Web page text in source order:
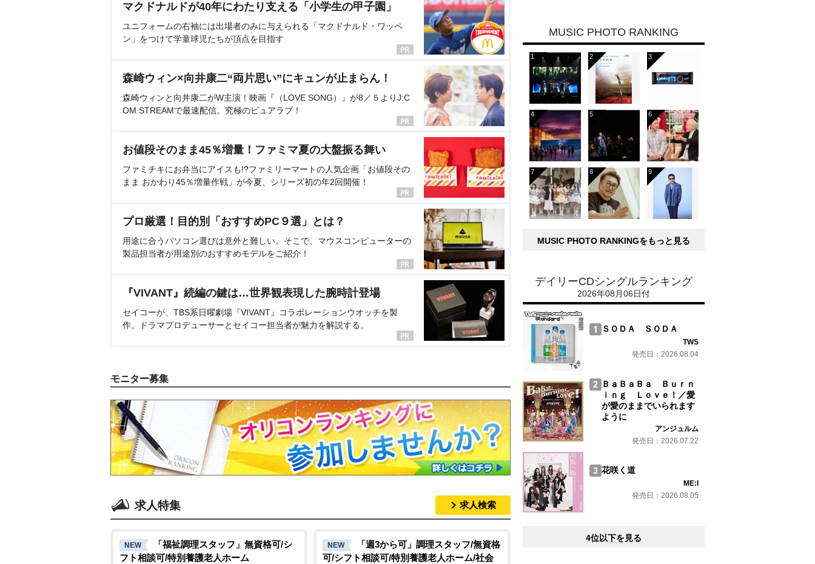
マクドナルドが40年にわたり支える「小学生の甲子園」
ユニフォームの右袖には出場者のみに与えられる「マクドナルド・ワッペ
ン」をつけて学童球児たちが頂点を目指す
森崎ウィン×向井康二“両片思い”にキュンが止まらん！
森崎ウィンと向井康二がW主演！映画『（LOVE SONG）』が8／５よりJ:C
OM STREAMで最速配信。究極のピュアラブ！
お値段そのまま45％増量！ファミマ夏の大盤振る舞い
ファミチキにお弁当にアイスも!?ファミリーマートの人気企画「お値段その
まま おかわり45％増量作戦」が今夏、シリーズ初の年2回開催！
プロ厳選！目的別「おすすめPC９選」とは？
用途に合うパソコン選びは意外と難しい。そこで、マウスコンピューターの
製品担当者が用途別のおすすめモデルをご紹介！
『VIVANT』続編の鍵は…世界観表現した腕時計登場
セイコーが、TBS系日曜劇場『VIVANT』コラボレーションウオッチを製
作。ドラマプロデューサーとセイコー担当者が魅力を解説する。
モニター募集
求人特集 求人検索
NEW
「福祉調理スタッフ」無資格可/シ
フト相談可/特別養護老人ホーム
NEW
「週3から可」調理スタッフ/無資格
可/シフト相談可/特別養護老人ホーム/社会
MUSIC PHOTO RANKING
MUSIC PHOTO RANKINGをもっと見る
デイリーCDシングルランキング
2026年08月06日付
ＳＯＤＡ ＳＯＤＡ
TWS
発売日：2026.08.04
ＢａＢａＢａ Ｂｕｒｎ
ｉｎｇ Ｌｏｖｅ！／愛
が愛のままでいられます
ように
アンジュルム
発売日：2026.07.22
花咲く道
ME:I
発売日：2026.08.05
4位以下を見る